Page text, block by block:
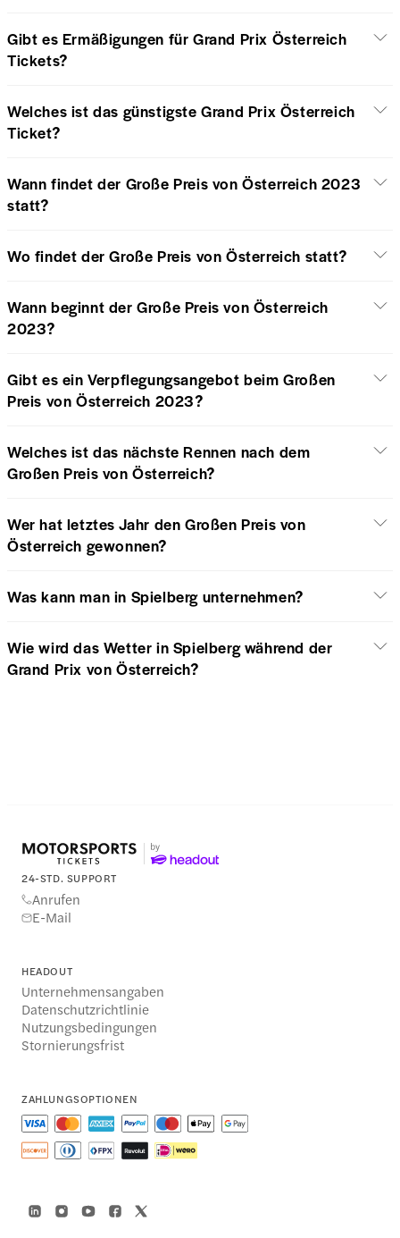
Gibt es Ermäßigungen für Grand Prix Österreich
Tickets?
Welches ist das günstigste Grand Prix Österreich
Ticket?
Wann findet der Große Preis von Österreich 2023
statt?
Wo findet der Große Preis von Österreich statt?
Wann beginnt der Große Preis von Österreich
2023?
Gibt es ein Verpflegungsangebot beim Großen
Preis von Österreich 2023?
Welches ist das nächste Rennen nach dem
Großen Preis von Österreich?
Wer hat letztes Jahr den Großen Preis von
Österreich gewonnen?
Was kann man in Spielberg unternehmen?
Wie wird das Wetter in Spielberg während der
Grand Prix von Österreich?
24-STD. SUPPORT
Anrufen
E-Mail
HEADOUT
Unternehmensangaben
Datenschutzrichtlinie
Nutzungsbedingungen
Stornierungsfrist
ZAHLUNGSOPTIONEN